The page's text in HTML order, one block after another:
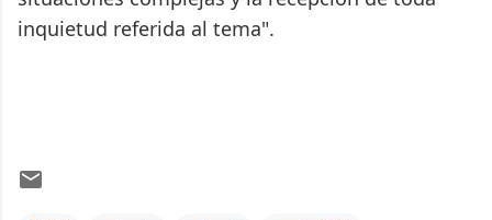
inquietud referida al tema".